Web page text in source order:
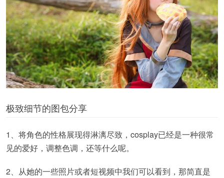
极致细节的图包分享
1、将角色的性格展现得淋漓尽致，cosplay已经是一种很常
见的爱好，调整色调，还等什么呢。
2、从她的一些照片或者短视频中我们可以看到，那简直是